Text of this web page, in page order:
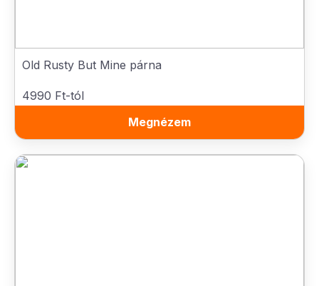
Old Rusty But Mine párna
4990 Ft-tól
Megnézem